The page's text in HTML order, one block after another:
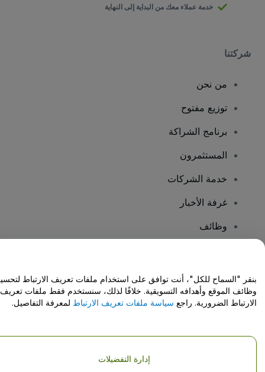
خدمة عملاء معك من البداية إلى النهاية
شركتنا
من نحن
توزيع مفتوح
برنامج الشراكة
المستثمرون
خدمة الشركات
غرفة الأخبار
وظائف
مركز المساعدة / اتصل بنا
حقوق النشر © شركة فياجوجو المحدودة 2026
تفاصيل الشركة
بنقر "السماح للكل"، أنت توافق على استخدام ملفات تعريف الارتباط
وظائف الموقع وأهدافه التسويقية. خلافًا لذلك، سنستخدم فقط ملفات تعريف
الارتباط الضرورية. راجع سياسة ملفات تعريف الارتباط لمعرفة التفاصيل.
إدارة التفضيلات